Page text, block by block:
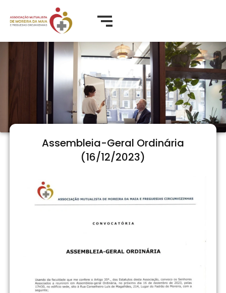
Assembleia-Geral Ordinária
(16/12/2023)